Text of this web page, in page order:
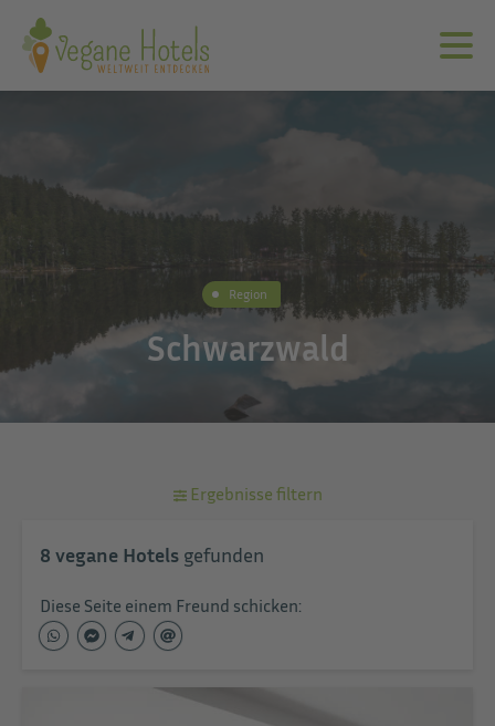
Region
Schwarzwald
Ergebnisse filtern
8 vegane Hotels gefunden
Diese Seite einem Freund schicken: